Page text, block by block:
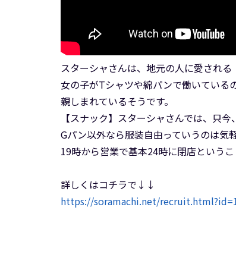
スターシャさんは、地元の人に愛される
女の子がTシャツや綿パンで働いている
親しまれているそうです。
【スナック】スターシャさんでは、只
Gパン以外なら服装自由っていうのは気
19時から営業で基本24時に閉店という
詳しくはコチラで↓↓
https://soramachi.net/